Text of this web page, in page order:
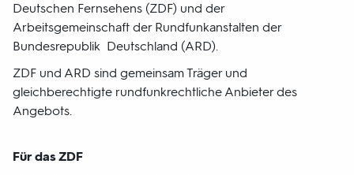
Deutschen Fernsehens (ZDF) und der
Arbeitsgemeinschaft der Rundfunkanstalten der
Bundesrepublik Deutschland (ARD).
ZDF und ARD sind gemeinsam Träger und
gleichberechtigte rundfunkrechtliche Anbieter des
Angebots.
Für das ZDF